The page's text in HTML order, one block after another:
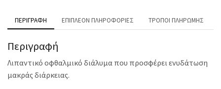
ΠΕΡΙΓΡΑΦΉ ΕΠΙΠΛΈΟΝ ΠΛΗΡΟΦΟΡΊΕΣ ΤΡΌΠΟΙ ΠΛΗΡΩΜΉΣ
Περιγραφή
Λιπαντικό οφθαλμικό διάλυμα που προσφέρει ενυδάτωση
μακράς διάρκειας.